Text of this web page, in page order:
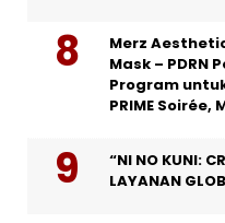
Merz
Mask – PDRN
Program
PRIME Soirée,
“NI NO KUNI:
LAYANAN